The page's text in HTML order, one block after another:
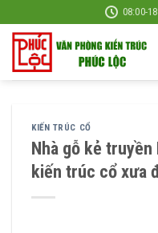
to
content
08:00-
KIẾN TRÚC CỔ
Nhà gỗ kẻ
kiến trúc cổ xưa